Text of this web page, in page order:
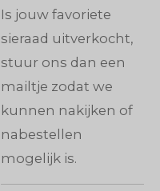
Is jouw favoriete
sieraad uitverkocht,
stuur ons dan een
mailtje zodat we
kunnen nakijken of
nabestellen
mogelijk is.